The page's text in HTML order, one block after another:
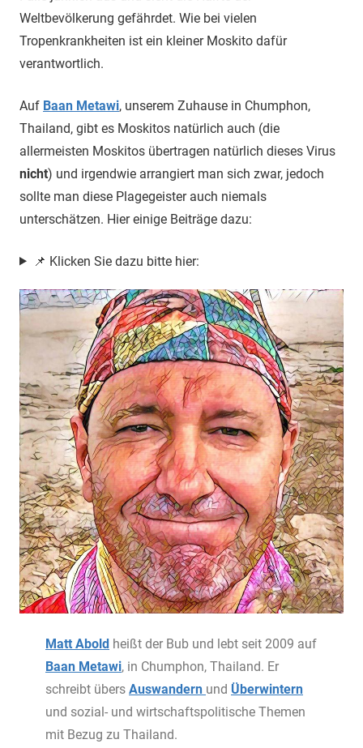
Weltbevölkerung gefährdet. Wie bei vielen
Tropenkrankheiten ist ein kleiner Moskito dafür
verantwortlich.
Auf Baan Metawi, unserem Zuhause in Chumphon,
Thailand, gibt es Moskitos natürlich auch (die
allermeisten Moskitos übertragen natürlich dieses Virus
nicht) und irgendwie arrangiert man sich zwar, jedoch
sollte man diese Plagegeister auch niemals
unterschätzen. Hier einige Beiträge dazu:
📌 Klicken Sie dazu bitte hier:
Matt Abold heißt der Bub und lebt seit 2009 auf
Baan Metawi, in Chumphon, Thailand. Er
schreibt übers Auswandern und Überwintern
und sozial- und wirtschaftspolitische Themen
mit Bezug zu Thailand.